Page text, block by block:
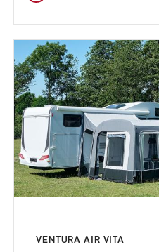
VENTURA AIR VITA